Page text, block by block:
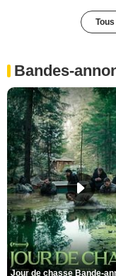
Bandes-
Jour de chasse Bande-